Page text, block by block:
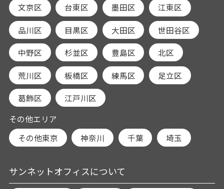
文京区
台東区 墨田区 江東区
品川区 目黒区 大田区 世田谷区
中野区 杉並区 豊島区 北区
荒川区 板橋区 練馬区 足立区
葛飾区
江戸川区
その他エリア
その他東京
神奈川 千葉 埼玉
サンネットオフィスについて